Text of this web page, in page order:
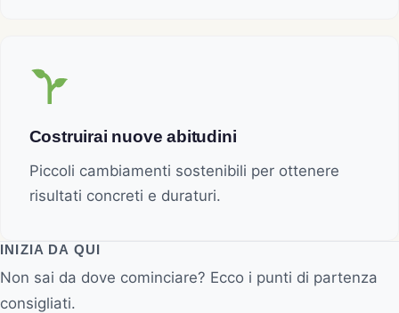
Costruirai nuove abitudini
Piccoli cambiamenti sostenibili per ottenere
risultati concreti e duraturi.
INIZIA DA QUI
Non sai da dove cominciare? Ecco i punti di partenza
consigliati.